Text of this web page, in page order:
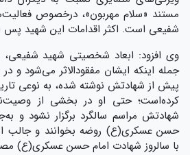
مستند «سلام مهربون»، درخصوص
شفیعی است. اکثر اقدامات این شهید
وی افزود: ابعاد شخصیتی شهید شفیعی،
جمله اینکه ایشان مفقودالاثر می‌شود و
پیش از شهادتش نوشته شده، به نوعی
کرده‌است؛ حتی او در بخشی از
شهادتش مراسم سالگرد برگزار نشود و
حسن عسکری(ع) روضه بخوانند و جالب
با سالروز شهادت امام حسن عسکری(ع)